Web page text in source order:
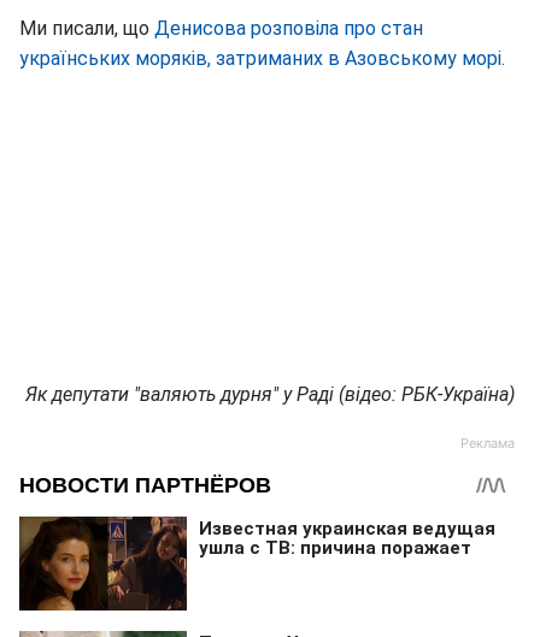
Ми писали, що Денисова розповіла про стан
українських моряків, затриманих в Азовському морі.
Як депутати "валяють дурня" у Раді (відео: РБК-Україна)